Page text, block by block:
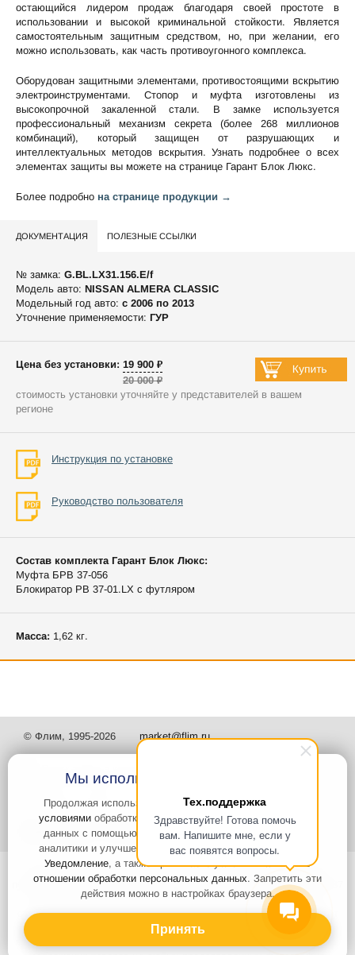
Тех.поддержка
Здравствуйте! Готова помочь
вам. Напишите мне, если у
вас появятся вопросы.
остающийся лидером продаж благодаря своей простоте в
использовании и высокой криминальной стойкости. Является
самостоятельным защитным средством, но, при желании, его
можно использовать, как часть противоугонного комплекса.
Оборудован защитными элементами, противостоящими вскрытию
электроинструментами. Стопор и муфта изготовлены из
высокопрочной закаленной стали. В замке используется
профессиональный механизм секрета (более 268 миллионов
комбинаций), который защищен от разрушающих и
интеллектуальных методов вскрытия. Узнать подробнее о всех
элементах защиты вы можете на странице Гарант Блок Люкс.
Более подробно на странице продукции →
ДОКУМЕНТАЦИЯ ПОЛЕЗНЫЕ ССЫЛКИ
№ замка: G.BL.LX31.156.E/f
Модель авто: NISSAN ALMERA CLASSIC
Модельный год авто: c 2006 по 2013
Уточнение применяемости: ГУР
Цена без установки: 19 900 ₽
20 000 ₽
стоимость установки уточняйте у представителей в вашем
регионе
Инструкция по установке
Руководство пользователя
Состав комплекта Гарант Блок Люкс:
Муфта БРВ 37-056
Блокиратор РВ 37-01.LX с футляром
Масса: 1,62 кг.
© Флим, 1995-2026 market@flim.ru
Задать вопрос Контакты
Интернет-сайт носит информационный характер и не является
публичной офертой, которая определяется положениями статьи 437
Гражданского кодекса РФ. Информация о характеристиках и
стоимости товаров, указанных на сайте, условия доставки может
быть изменена в одностороннем порядке. Информация по ценам,
может отличаться от фактической, к моменту оформления заказа.
Мы используем файлы Cookies
Продолжая использовать наш сайт, высоглашаетесь с
условиями обработки cookie-файлов и пользовательских
данных с помощью Яндекс.Метрика, необходимых для
аналитики и улучшения качества работы сайта и сервиса
Уведомление, а также принимаете условияПолитики в
отношении обработки персональных данных. Запретить эти
действия можно в настройках браузера.
Принять